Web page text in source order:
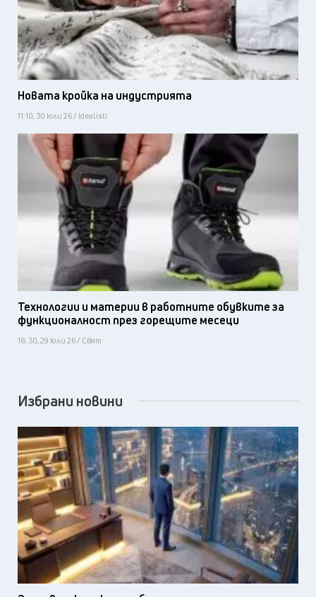
Новата кройка на индустрията
11:10, 30 юли 26 / Idealisti
Технологии и материи в работните обувките за
функционалност през горещите месеци
18:30, 29 юли 26 / Свят
Избрани новини